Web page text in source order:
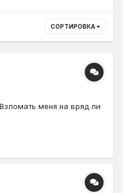
СОРТИРОВКА
меня на вряд ли